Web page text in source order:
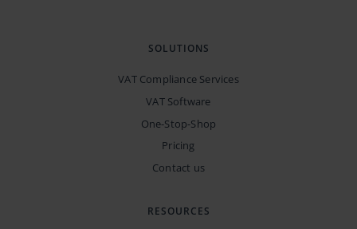
SOLUTIONS
VAT Compliance Services
VAT Software
One-Stop-Shop
Pricing
Contact us
RESOURCES